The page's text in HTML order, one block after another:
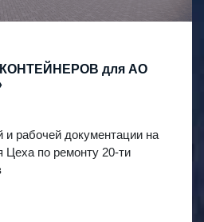
для АО
и рабочей документации на
Цеха по ремонту 20-ти